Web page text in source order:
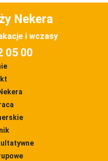
Nekera
i wczasy
05 00